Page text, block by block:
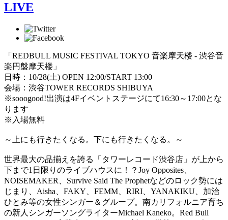
LIVE
「REDBULL MUSIC FESTIVAL TOKYO 音楽摩天楼 - 渋谷音
楽円盤摩天楼」
日時：10/28(土) OPEN 12:00/START 13:00
会場：渋谷TOWER RECORDS SHIBUYA
※sooogood!出演は4Fイベントステージにて16:30～17:00とな
ります
※入場無料
～上にも行きたくなる。下にも行きたくなる。～
世界最大の品揃えを誇る「タワーレコード渋谷店」が上から
下まで1日限りのライブハウスに！？Joy Opposites、
NOISEMAKER、Survive Said The Prophetなどのロック勢には
じまり、Aisha、FAKY、FEMM、RIRI、YANAKIKU、加治
ひとみ等の女性シンガー＆グループ。南カリフォルニア育ち
の新人シンガーソングライターMichael Kaneko。Red Bull